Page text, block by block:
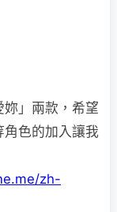
妳」兩款，希望
色的加入讓我
zh-